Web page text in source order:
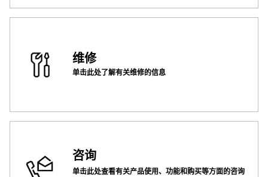
维修
单击此处了解有关维修的信息
咨询
单击此处查看有关产品使用、功能和购买等方面的咨询